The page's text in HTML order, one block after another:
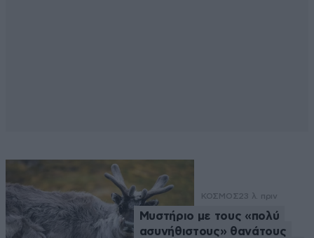
ΚΟΣΜΟΣ23 λ. πριν
Μυστήριο με τους «πολύ
ασυνήθιστους» θανάτους